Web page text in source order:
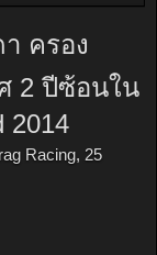
ครอง
2 ปีซ้อนใน
2014
Racing, 25